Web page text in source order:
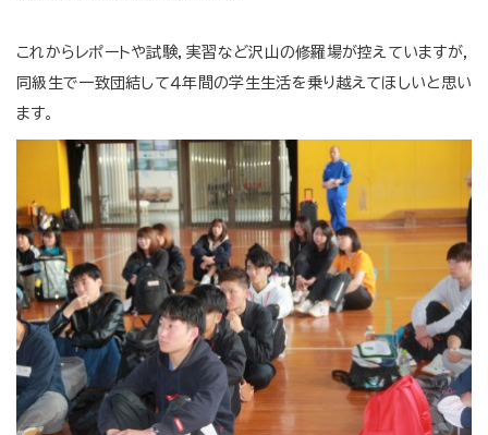
これからレポートや試験，実習など沢山の修羅場が控えていますが，
同級生で一致団結して４年間の学生生活を乗り越えてほしいと思い
ます。